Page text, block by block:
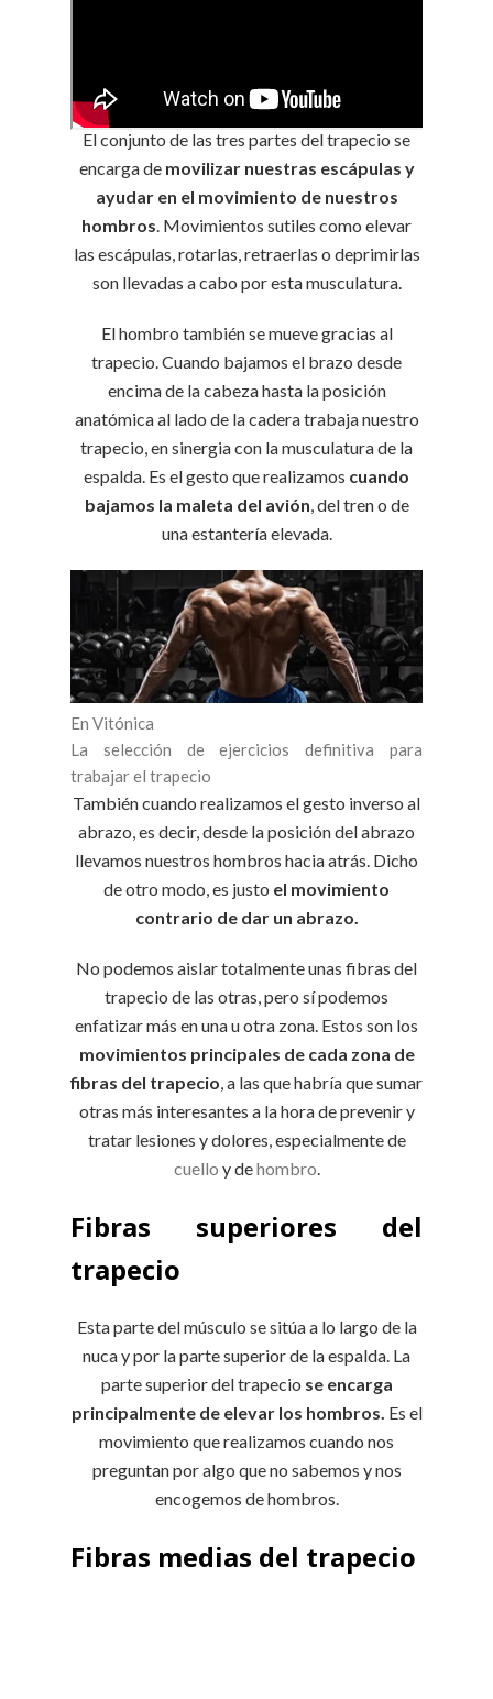
El conjunto de las tres partes del trapecio se
encarga de movilizar nuestras escápulas y
ayudar en el movimiento de nuestros
hombros. Movimientos sutiles como elevar
las escápulas, rotarlas, retraerlas o deprimirlas
son llevadas a cabo por esta musculatura.
El hombro también se mueve gracias al
trapecio. Cuando bajamos el brazo desde
encima de la cabeza hasta la posición
anatómica al lado de la cadera trabaja nuestro
trapecio, en sinergia con la musculatura de la
espalda. Es el gesto que realizamos cuando
bajamos la maleta del avión, del tren o de
una estantería elevada.
En Vitónica
La selección de ejercicios definitiva para
trabajar el trapecio
También cuando realizamos el gesto inverso al
abrazo, es decir, desde la posición del abrazo
llevamos nuestros hombros hacia atrás. Dicho
de otro modo, es justo el movimiento
contrario de dar un abrazo.
No podemos aislar totalmente unas fibras del
trapecio de las otras, pero sí podemos
enfatizar más en una u otra zona. Estos son los
movimientos principales de cada zona de
fibras del trapecio, a las que habría que sumar
otras más interesantes a la hora de prevenir y
tratar lesiones y dolores, especialmente de
cuello y dehombro.
Fibras superiores del
trapecio
Esta parte del músculo se sitúa a lo largo de la
nuca y por la parte superior de la espalda. La
parte superior del trapecio se encarga
principalmente de elevar los hombros. Es el
movimiento que realizamos cuando nos
preguntan por algo que no sabemos y nos
encogemos de hombros.
Fibras medias del trapecio